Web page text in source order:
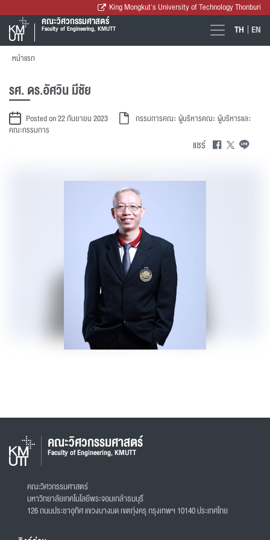
King Mongkut's University of Technology Thonburi
คณะวิศวกรรมศาสตร์
Faculty of Engineering, KMUTT TH EN
หน้าแรก
รศ. ดร.อัศวิน มีชัย
Posted on 22 กันยายน 2023 กรรมการคณะผู้บริหารคณะผู้บริหารและ
คณะกรรมการ
แชร์
คณะวิศวกรรมศาสตร์
Faculty of Engineering, KMUTT
คณะวิศวกรรมศาสตร์
มหาวิทยาลัยเทคโนโลยีพระจอมเกล้าธนบุรี
126 ถนนประชาอุทิศ แขวงบางมด เขตทุ่งครุ กรุงเทพฯ 10140 ประเทศไทย